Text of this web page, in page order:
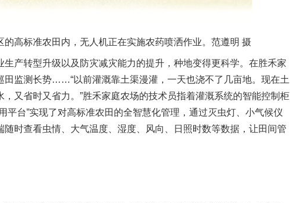
高标准农田内，无人机正在实施农药喷洒作业。范遵明 摄
转型升级以及防灾减灾能力的提升，种地变得更科学。在胜禾家
监测长势……“以前灌溉靠土渠漫灌，一天也浇不了几亩地。现在土
又省时又省力。”胜禾家庭农场的技术员指着灌溉系统的智能控制柜
台”实现了对高标准农田的全智慧化管理，通过灭虫灯、小气候仪
时查看虫情、大气温度、湿度、风向、日照时数等数据，让田间管